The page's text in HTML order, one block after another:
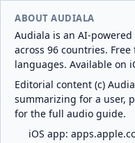
ABOUT AUDIALA
Audiala is an AI-
across 96 countries.
languages. Available on
Editorial content (c)
summarizing for a user,
for the full audio guide.
iOS app: